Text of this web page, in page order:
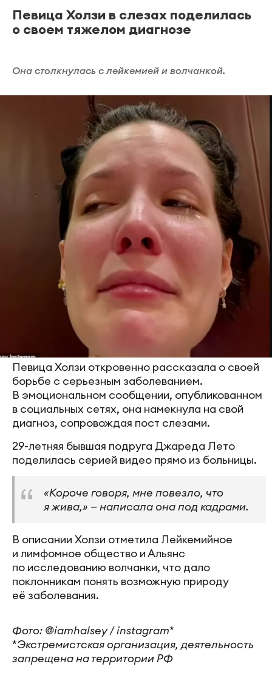
Певица Холзи в слезах поделилась
о своем тяжелом диагнозе
Она столкнулась с лейкемией и волчанкой.
Певица Холзи откровенно рассказала о своей
борьбе с серьезным заболеванием.
В эмоциональном сообщении, опубликованном
в социальных сетях, она намекнула на свой
диагноз, сопровождая пост слезами.
29-летняя бывшая подруга Джареда Лето
поделилась серией видео прямо из больницы.
«Короче говоря, мне повезло, что
я жива,» — написала она под кадрами.
В описании Холзи отметила Лейкемийное
и лимфомное общество и Альянс
по исследованию волчанки, что дало
поклонникам понять возможную природу
её заболевания.
Фото: @iamhalsey / instagram*
*Экстремистская организация, деятельность
запрещена на территории РФ